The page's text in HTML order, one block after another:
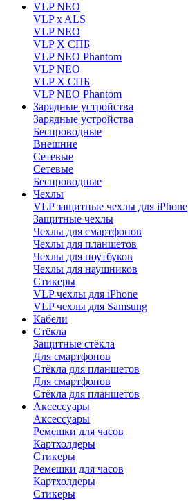
VLP NEO
VLP x ALS
VLP NEO
VLP X СПБ
VLP NEO Phantom
VLP NEO
VLP X СПБ
VLP NEO Phantom
Зарядные устройства
Зарядные устройства
Беспроводные
Внешние
Сетевые
Сетевые
Беспроводные
Чехлы
VLP защитные чехлы для iPhone
Защитные чехлы
Чехлы для смартфонов
Чехлы для планшетов
Чехлы для ноутбуков
Чехлы для наушников
Стикеры
VLP чехлы для iPhone
VLP чехлы для Samsung
Кабели
Стёкла
Защитные стёкла
Для смартфонов
Стёкла для планшетов
Для смартфонов
Стёкла для планшетов
Аксессуары
Аксессуары
Ремешки для часов
Картхолдеры
Стикеры
Ремешки для часов
Картхолдеры
Стикеры